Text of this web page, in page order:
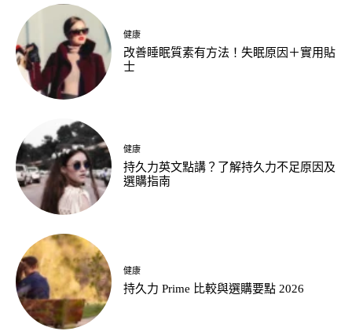
健康
改善睡眠質素有方法！失眠原因＋實用貼
士
健康
持久力英文點講？了解持久力不足原因及
選購指南
健康
持久力 Prime 比較與選購要點 2026